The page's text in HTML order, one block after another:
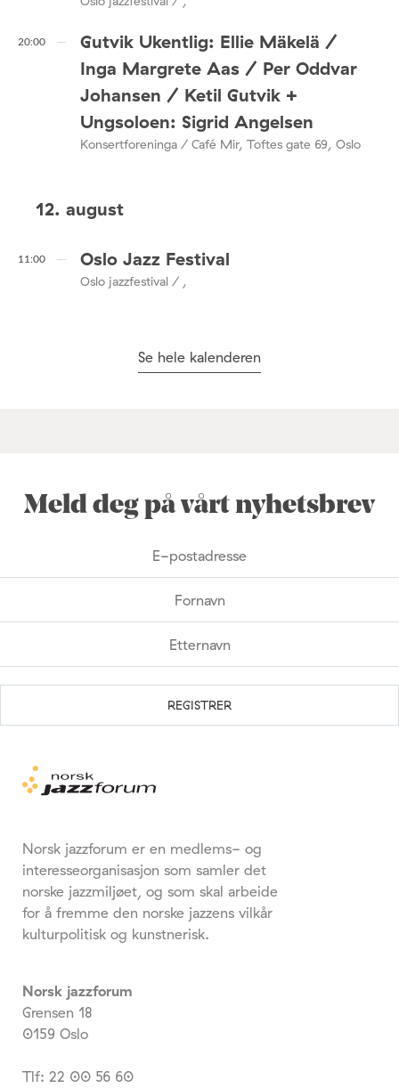
20:00
Gutvik Ukentlig: Ellie Mäkelä /
Inga Margrete Aas / Per Oddvar
Johansen / Ketil Gutvik +
Ungsoloen: Sigrid Angelsen
Konsertforeninga / Café Mir, Toftes gate 69, Oslo
12. august
11:00 Oslo Jazz Festival
Oslo jazzfestival / ,
Se hele kalenderen
Meld deg på vårt nyhetsbrev
Norsk jazzforum er en medlems- og
interesseorganisasjon som samler det
norske jazzmiljøet, og som skal arbeide
for å fremme den norske jazzens vilkår
kulturpolitisk og kunstnerisk.
Norsk jazzforum
Grensen 18
0159 Oslo
Tlf: 22 00 56 60